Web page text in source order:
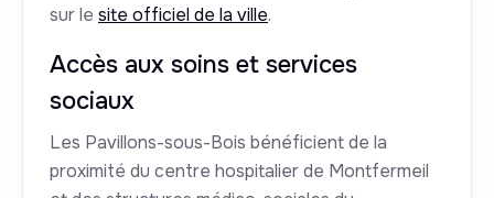
sur le site officiel de la ville.
Accès aux soins et services
sociaux
Les Pavillons-sous-Bois bénéficient de la
proximité du centre hospitalier de Montfermeil